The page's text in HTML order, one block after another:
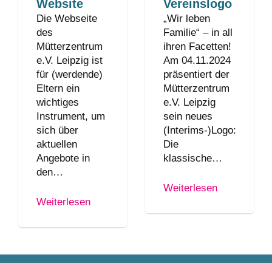
Website
Die Webseite
des
Mütterzentrum
e.V. Leipzig ist
für (werdende)
Eltern ein
wichtiges
Instrument, um
sich über
aktuellen
Angebote in
den…
Weiterlesen
Vereinslogo
„Wir leben
Familie“ – in all
ihren Facetten!
Am 04.11.2024
präsentiert der
Mütterzentrum
e.V. Leipzig
sein neues
(Interims-)Logo:
Die
klassische…
Weiterlesen